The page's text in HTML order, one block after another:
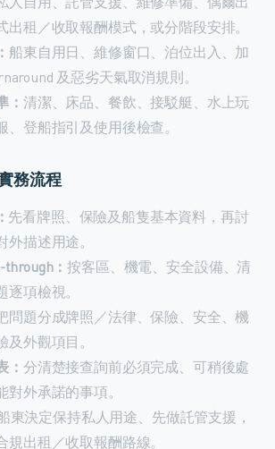
出租／收取報酬模式，或分階段安排。
船東自用日、維修窗口、泊位出入、加
及惡劣天氣取消規則。
： 清潔、床品、餐飲、接駁艇、水上玩
、登船指引及使用後檢查。
務流程
先看牌照、保險及船隻基本資料，再討
描述用途。
：按客區、機電、安全設備、清
項檢視。
問題分成牌照／法律、保險、安全、機
外觀項目。
： 分清楚接查詢前必須完成、可稍後處
對外承諾的事項。
東決定保持私人用途、先做託管支援，
規出租／收取報酬路線。